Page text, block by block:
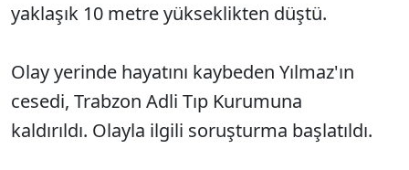
yaklaşık 10 metre yükseklikten düştü.
Olay yerinde hayatını kaybeden Yılmaz'ın
cesedi, Trabzon Adli Tıp Kurumuna
kaldırıldı. Olayla ilgili soruşturma başlatıldı.